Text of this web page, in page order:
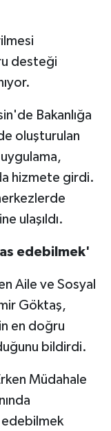
desteği
Bakanlığa
oluşturulan
hizmete girdi.
ulaşıldı.
edebilmek'
Aile ve Sosyal
Göktaş,
en doğru
bildirdi.
Müdahale
edebilmek